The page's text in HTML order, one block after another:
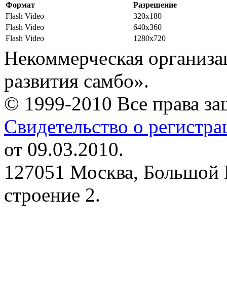
Формат
Разрешение
Flash Video
320x180
Flash Video
640x360
Flash Video
1280x720
Некоммерческая
развития самбо».
© 1999-2010 Все права
Свидетельство о
от 09.03.2010.
127051 Москва, Большой
строение 2.